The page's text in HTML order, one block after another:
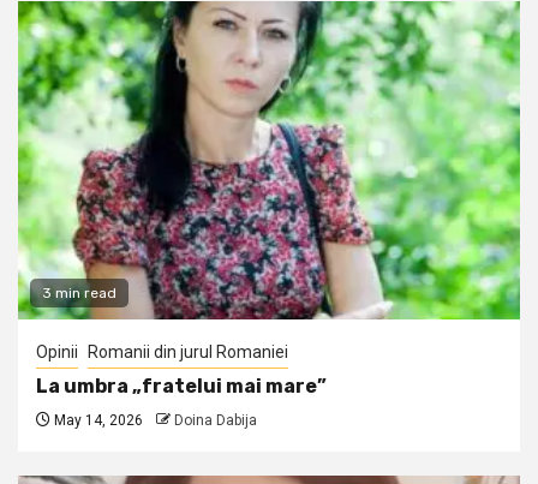
3 min read
Opinii Romanii din jurul Romaniei
La umbra „fratelui mai mare”
May 14, 2026 Doina Dabija